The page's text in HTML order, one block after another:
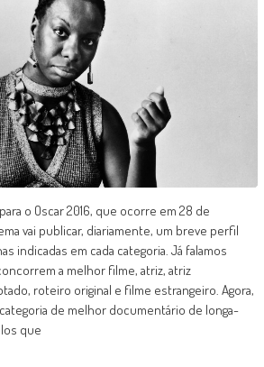
o Oscar 2016, que ocorre em 28 de
vai publicar, diariamente, um breve perfil
indicadas em cada categoria. Já falamos
a melhor filme, atriz, atriz
roteiro original e filme estrangeiro. Agora,
de melhor documentário de longa-
que